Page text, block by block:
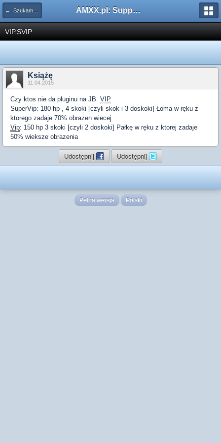
← Szukam pluginu AMXX.pl: Support AMX Mod X i SourceMod
VIP.SVIP
Książę
11.04.2015
Czy ktos nie da pluginu na JB VIP
SuperVip: 180 hp , 4 skoki [czyli skok i 3 doskoki] Łoma w ręku z
ktorego zadaje 70% obrazen wiecej
Vip: 150 hp 3 skoki [czyli 2 doskoki] Pałkę w ręku z ktorej zadaje
50% wieksze obrazenia
Udostępnij Udostępnij
Pełna wersja Polski